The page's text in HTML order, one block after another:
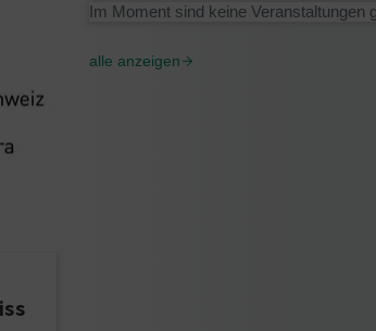
Im Moment sind keine Veranstaltungen
alle anzeigen